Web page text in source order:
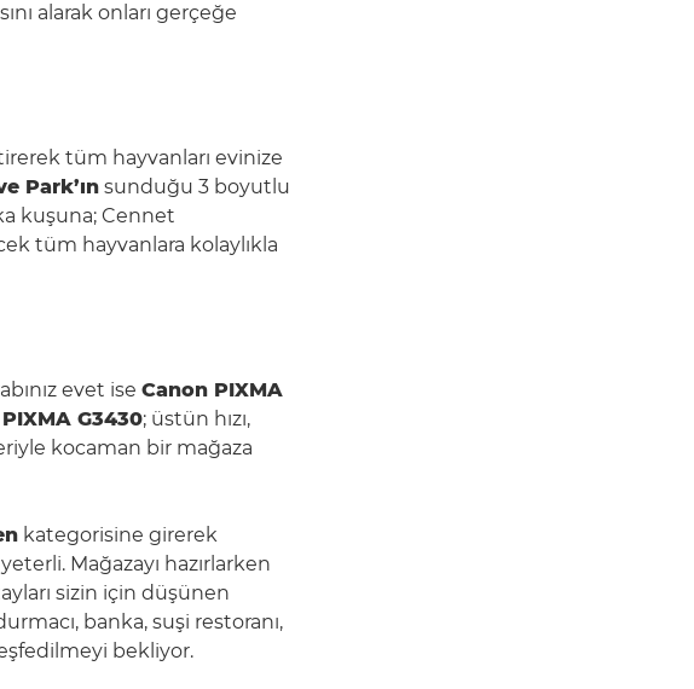
alarak onları gerçeğe
tüm hayvanları evinize
Park’ın sunduğu 3 boyutlu
kuşuna; Cennet
tüm hayvanlara kolaylıkla
evet ise Canon PIXMA
PIXMA G3430; üstün hızı,
kocaman bir mağaza
kategorisine girerek
Mağazayı hazırlarken
sizin için düşünen
banka, suşi restoranı,
bekliyor.